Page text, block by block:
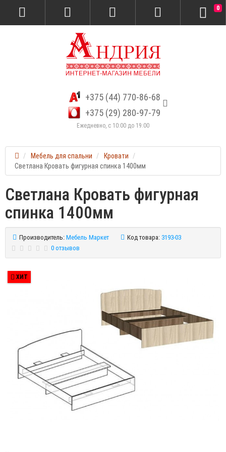
+375 (44) 770-86-68
+375 (29) 280-97-79
Ежедневно, с 10:00 до 19:00
0
Мебель для спальни
Кровати
Светлана Кровать фигурная спинка 1400мм
Светлана Кровать фигурная
спинка 1400мм
Производитель: Мебель Маркет Код товара: 3193-03
0 отзывов
ХИТ